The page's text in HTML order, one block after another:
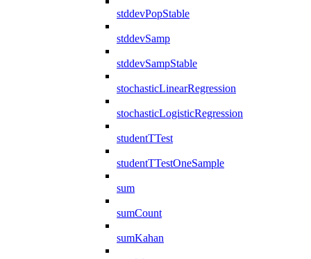
stddevPopStable
stddevSamp
stddevSampStable
stochasticLinearRegression
stochasticLogisticRegression
studentTTest
studentTTestOneSample
sum
sumCount
sumKahan